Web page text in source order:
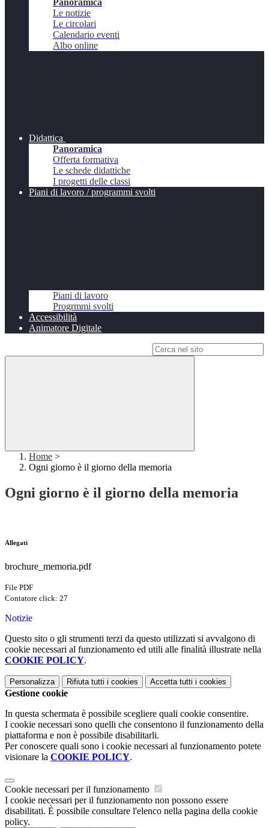
Panoramica
Le notizie
Le circolari
Calendario eventi
Albo online
Didattica
Panoramica
Offerta formativa
Le schede didattiche
I progetti delle classi
Piani di lavoro / programmi svolti
Piani di lavoro
Progrmmi svolti
Accessibilità
Animatore Digitale
Home >
Ogni giorno è il giorno della memoria
Ogni giorno è il giorno della memoria
Allegati
brochure_memoria.pdf
File PDF
Contatore click: 27
Notizie
Questo sito o gli strumenti terzi da questo utilizzati si avvalgono di
cookie necessari al funzionamento ed utili alle finalità illustrate nella
COOKIE POLICY.
Personalizza Rifiuta tutti i cookies Accetta tutti i cookies
Gestione cookie
In questa schermata è possibile scegliere quali cookie consentire.
I cookie necessari sono quelli che consentono il funzionamento della
piattaforma e non è possibile disabilitarli.
Per conoscere quali sono i cookie necessari al funzionamento potete
visionare la COOKIE POLICY.
Cookie necessari per il funzionamento
I cookie necessari per il funzionamento non possono essere
disabilitati. È possibile consultare l'elenco nella pagina della cookie
policy.